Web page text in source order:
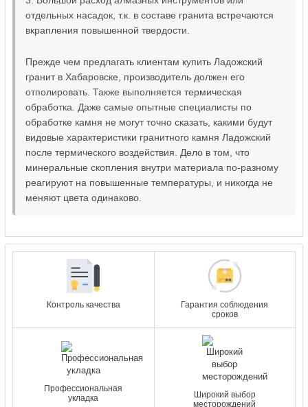
отдельных насадок, т.к. в составе гранита встречаются
вкрапления повышенной твердости.
Прежде чем предлагать клиентам купить Ладожский
гранит в Хабаровске, производитель должен его
отполировать. Также выполняется термическая
обработка. Даже самые опытные специалисты по
обработке камня не могут точно сказать, какими будут
видовые характеристики гранитного камня Ладожский
после термического воздействия. Дело в том, что
минеральные скопления внутри материала по-разному
реагируют на повышенные температуры, и никогда не
меняют цвета одинаково.
Контроль качества
Гарантия соблюдения
сроков
Профессиональная
укладка
Широкий выбор
месторождений